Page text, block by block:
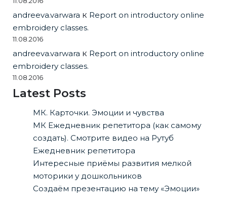
andreeva.varwara к Report on introductory online
embroidery classes.
11.08.2016
andreeva.varwara к Report on introductory online
embroidery classes.
11.08.2016
Latest Posts
МК. Карточки. Эмоции и чувства
МК Ежедневник репетитора (как самому
создать). Смотрите видео на Рутуб
Ежедневник репетитора
Интересные приёмы развития мелкой
моторики у дошкольников
Создаём презентацию на тему «Эмоции»